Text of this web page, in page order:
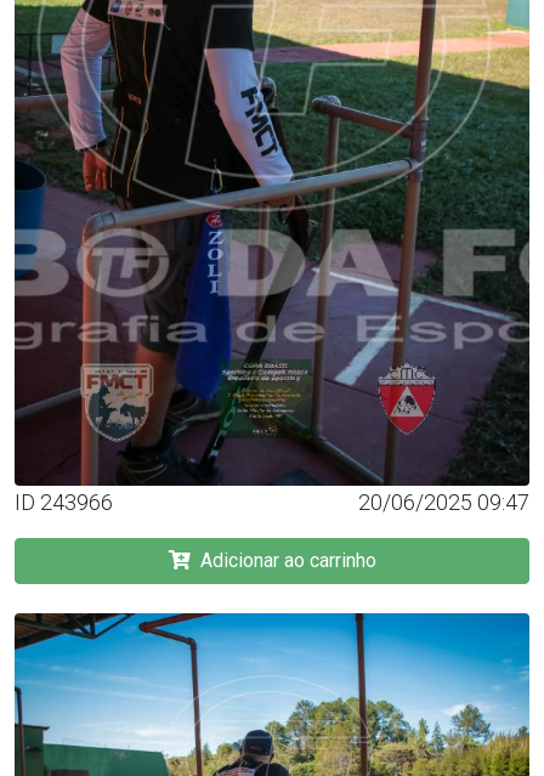
ID 243966 20/06/2025 09:47
Adicionar ao carrinho